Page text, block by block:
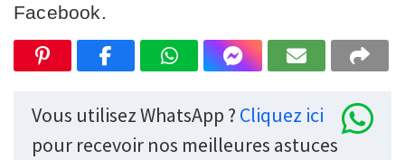
Facebook.
Vous utilisez WhatsApp ? Cliquez ici
pour recevoir nos meilleures astuces